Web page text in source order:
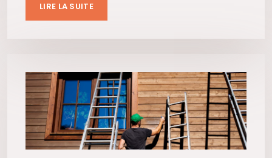
LIRE LA SUITE